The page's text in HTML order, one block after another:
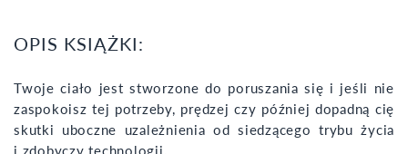
OPIS KSIĄŻKI:
Twoje ciało jest stworzone do poruszania się i jeśli nie
zaspokoisz tej potrzeby, prędzej czy później dopadną cię
skutki uboczne uzależnienia od siedzącego trybu życia
i zdobyczy technologii.